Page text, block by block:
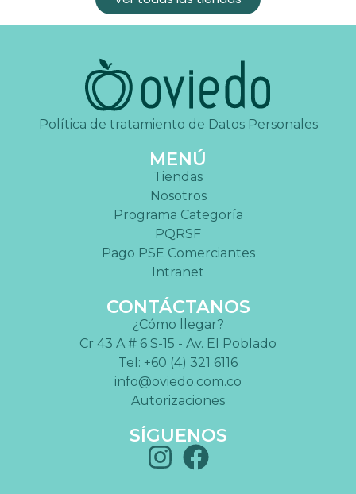
Política de tratamiento de Datos Personales
MENÚ
Tiendas
Nosotros
Programa Categoría
PQRSF
Pago PSE Comerciantes
Intranet
CONTÁCTANOS
¿Cómo llegar?
Cr 43 A # 6 S-15 - Av. El Poblado
Tel: +60 (4) 321 6116
info@oviedo.com.co
Autorizaciones
SÍGUENOS